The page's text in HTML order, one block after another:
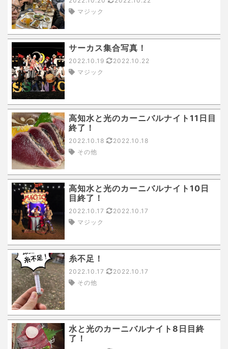
マジック
サーカス集合写真！
2022.10.19
2022.10.22
マジック
高知水と光のカーニバルナイト11日目
終了！
2022.10.18
2022.10.18
その他
高知水と光のカーニバルナイト10日
目終了！
2022.10.17
2022.10.17
マジック
糸不足！
2022.10.17
2022.10.17
その他
水と光のカーニバルナイト8日目終
了！